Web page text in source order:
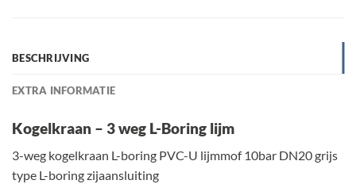
BESCHRIJVING
EXTRA INFORMATIE
Kogelkraan – 3 weg L-Boring lijm
3-weg kogelkraan L-boring PVC-U lijmmof 10bar DN20 grijs
type L-boring zijaansluiting